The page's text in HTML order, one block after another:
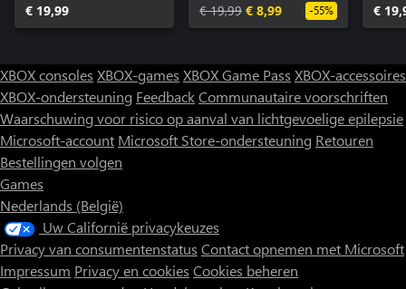
€ 19,99 € 19,99 € 8,99 -55% €
XBOX consoles XBOX-games XBOX Game Pass XBOX-accessoires
XBOX-ondersteuning FeedbackCommunautaire voorschriften
Waarschuwing voor risico op aanval van lichtgevoelige epilepsie
Microsoft-account Microsoft Store-ondersteuning Retouren
Bestellingen volgen
Games
Nederlands (België)
Uw Californië privacykeuzes
Privacy van consumentenstatus Contact opnemen met Microsoft
Impressum Privacy en cookies Cookies beheren